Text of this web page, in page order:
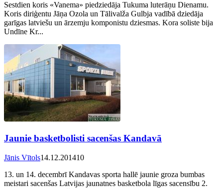
Sestdien koris «Vanema» piedziedāja Tukuma luterāņu Dienamu.
Koris diriģentu Jāņa Ozola un Tālivalža Gulbja vadībā dziedāja
garīgas latviešu un ārzemju komponistu dziesmas. Kora soliste bija
Undīne Kr...
Jaunie basketbolisti sacenšas Kandavā
Jānis Vītols14.12.201410
13. un 14. decembrī Kandavas sporta hallē jaunie groza bumbas
meistari sacenšas Latvijas jaunatnes basketbola līgas sacensību 2.